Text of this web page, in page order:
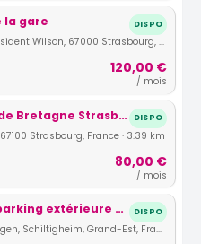
la gare DISPO
5a Boulevard Du Président Wilson, 67000 Strasbourg, France · 2.65 km
120,00 €
/ mois
Garage 4 cour de Bretagne Strasbourg DISPO
Strasbourg, France · 3.39 km
80,00 €
/ mois
Loue place de parking extérieure à l'année DISPO
41 Route de Hausbergen, Schiltigheim, Grand-Est, France · 4.26 km